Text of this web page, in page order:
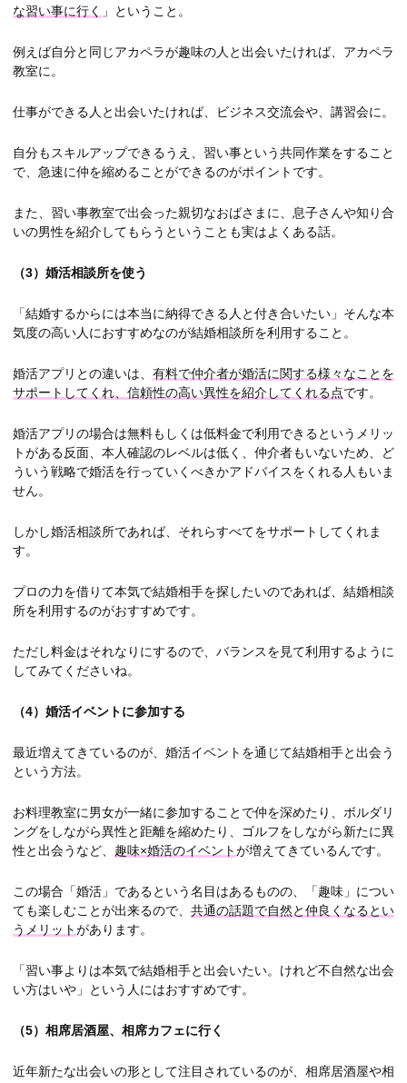
な習い事に行く
」ということ。
例えば自分と同じアカペラが趣味の人と出会いたければ、アカペラ
教室に。
仕事ができる人と出会いたければ、ビジネス交流会や、講習会に。
自分もスキルアップできるうえ、習い事という共同作業をすること
で、急速に仲を縮めることができるのがポイントです。
また、習い事教室で出会った親切なおばさまに、息子さんや知り合
いの男性を紹介してもらうということも実はよくある話。
（3） 婚活相談所を使う
「結婚するからには本当に納得できる人と付き合いたい」そんな本
気度の高い人におすすめなのが結婚相談所を利用すること。
婚活アプリとの違いは、 有料で仲介者が婚活に関する様々なことを
サポートしてくれ、信頼性の高い異性を紹介してくれる点です。
婚活アプリの場合は無料もしくは低料金で利用できるというメリッ
トがある反面、本人確認のレベルは低く、仲介者もいないため、ど
ういう戦略で婚活を行っていくべきかアドバイスをくれる人もいま
せん。
しかし婚活相談所であれば、それらすべてをサポートしてくれま
す。
プロの力を借りて本気で結婚相手を探したいのであれば、結婚相談
所を利用するのがおすすめです。
ただし料金はそれなりにするので、バランスを見て利用するように
してみてくださいね。
（4） 婚活イベントに参加する
最近増えてきているのが、婚活イベントを通じて結婚相手と出会う
という方法。
お料理教室に男女が一緒に参加することで仲を深めたり、ボルダリ
ングをしながら異性と距離を縮めたり、ゴルフをしながら新たに異
性と出会うなど、 趣味×婚活のイベントが増えてきているんです。
この場合「婚活」であるという名目はあるものの、「趣味」につい
ても楽しむことが出来るので、 共通の話題で自然と仲良くなるとい
うメリットがあります。
「習い事よりは本気で結婚相手と出会いたい。けれど不自然な出会
い方はいや 」という人にはおすすめです。
（5）相席居酒屋、相席カフェに行く
近年新たな出会いの形として注目されているのが、相席居酒屋や相